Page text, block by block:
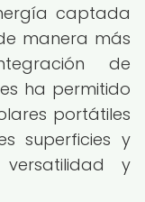
captada
manera más
de
ha permitido
portátiles
superficies y
y